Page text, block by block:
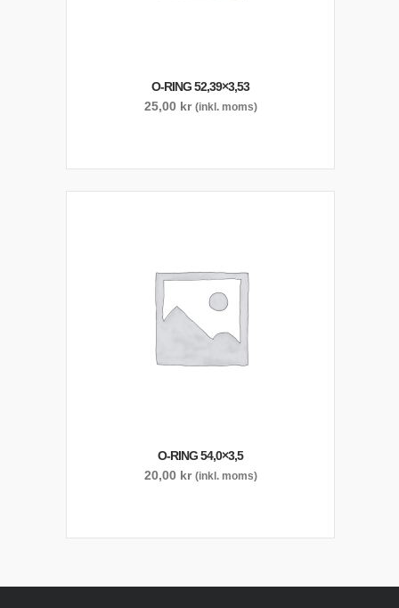
O-RING 52,39×3,53
25,00 kr (inkl. moms)
O-RING 54,0×3,5
20,00 kr (inkl. moms)